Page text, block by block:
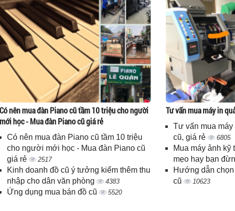
Có nên mua đàn Piano cũ tầm 10 triệu cho người
mới học - Mua đàn Piano cũ giá rẻ
Có nên mua đàn Piano cũ tầm 10 triệu
cho người mới học - Mua đàn Piano cũ
giá rẻ
2517
Kinh doanh đồ cũ ý tưởng kiểm thêm thu
nhập cho dân văn phòng
4383
Ứng dụng mua bán đồ cũ 5520
Tư vấn mua máy in
Tư vấn mua
cũ, giá rẻ
6805
Mua máy ảnh kỹ
mẹo hay bạn
Hướng dẫn
cũ
10623